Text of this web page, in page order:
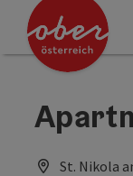
Inhoud [0]
Navigatie [1]
Paginabegin
Contact [3]
Zoek Accesskey
Impressum
Hoe deze
Startpagina
St. Nikola